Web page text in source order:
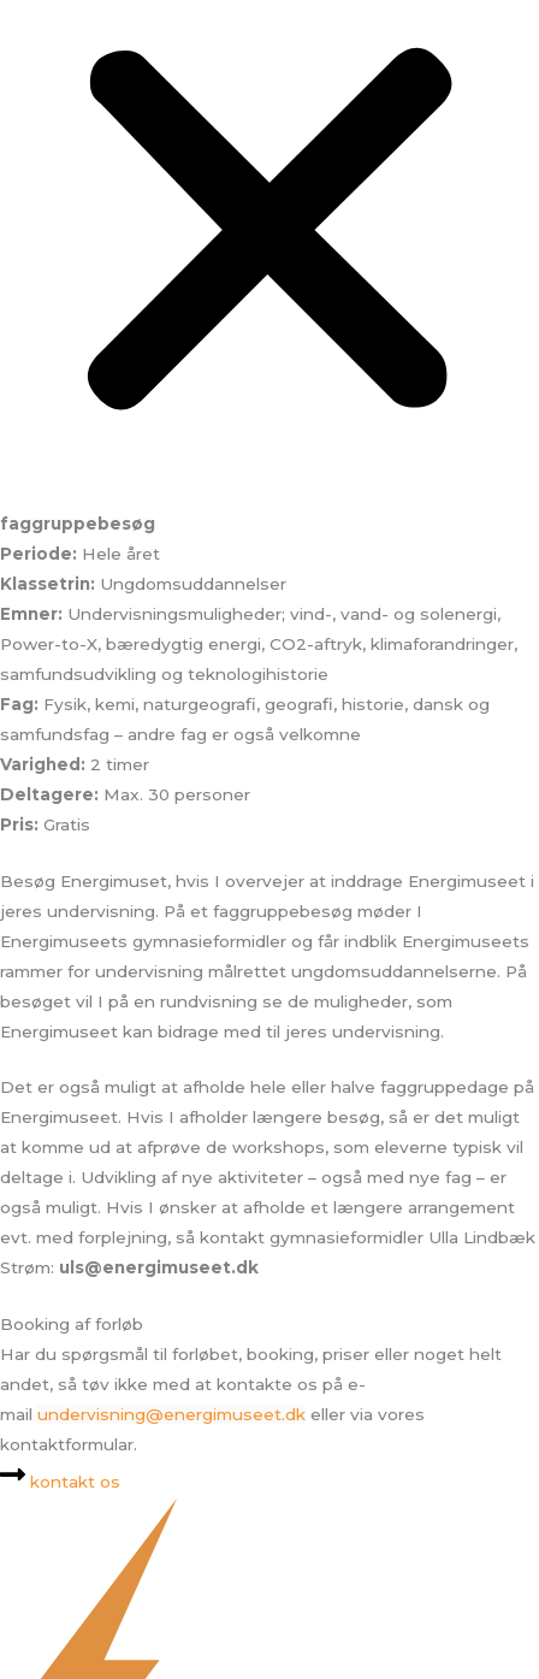
faggruppebesøg
Periode: Hele året
Klassetrin: Ungdomsuddannelser
Emner: Undervisningsmuligheder; vind-, vand- og solenergi,
Power-to-X, bæredygtig energi, CO2-aftryk, klimaforandringer,
samfundsudvikling og teknologihistorie
Fag: Fysik, kemi, naturgeografi, geografi, historie, dansk og
samfundsfag – andre fag er også velkomne
Varighed: 2 timer
Deltagere: Max. 30 personer
Pris: Gratis
Besøg Energimuset, hvis I overvejer at inddrage Energimuseet i
jeres undervisning. På et faggruppebesøg møder I
Energimuseets gymnasieformidler og får indblik Energimuseets
rammer for undervisning målrettet ungdomsuddannelserne. På
besøget vil I på en rundvisning se de muligheder, som
Energimuseet kan bidrage med til jeres undervisning.
Det er også muligt at afholde hele eller halve faggruppedage på
Energimuseet. Hvis I afholder længere besøg, så er det muligt
at komme ud at afprøve de workshops, som eleverne typisk vil
deltage i. Udvikling af nye aktiviteter – også med nye fag – er
også muligt. Hvis I ønsker at afholde et længere arrangement
evt. med forplejning, så kontakt gymnasieformidler Ulla Lindbæk
Strøm: uls@energimuseet.dk
Booking af forløb
Har du spørgsmål til forløbet, booking, priser eller noget helt
andet, så tøv ikke med at kontakte os på e-
mail undervisning@energimuseet.dk eller via vores
kontaktformular.
kontakt os